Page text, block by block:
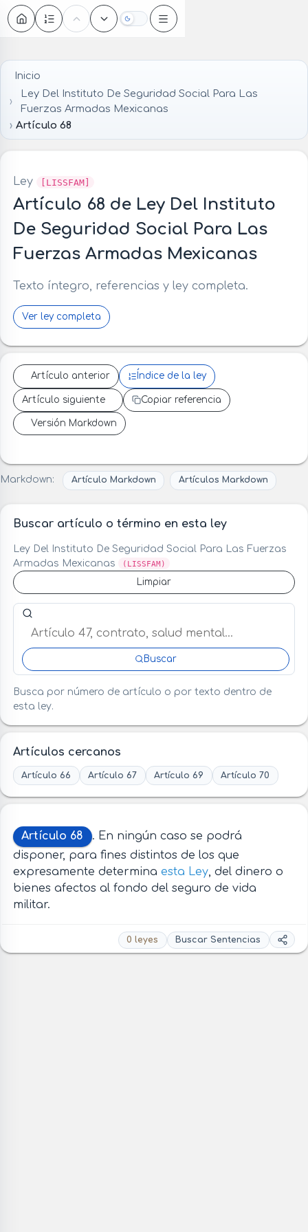
Oscuro
Inicio
Ley Del Instituto De Seguridad Social Para Las
Fuerzas Armadas Mexicanas
Artículo 68
Ley [LISSFAM]
Artículo 68 de Ley Del Instituto
De Seguridad Social Para Las
Fuerzas Armadas Mexicanas
Texto íntegro, referencias y ley completa.
Ver ley completa
Artículo anterior Índice de la ley
Artículo siguiente Copiar referencia
Versión Markdown
Markdown: Artículo Markdown Artículos Markdown
Buscar artículo o término en esta ley
Ley Del Instituto De Seguridad Social Para Las Fuerzas
Armadas Mexicanas
(LISSFAM)
Limpiar
Buscar artículo o término en esta ley
Buscar
Busca por número de artículo o por texto dentro de
esta ley.
Artículos cercanos
Artículo 66 Artículo 67 Artículo 69 Artículo 70
Artículo 68
. En ningún caso se podrá
disponer, para fines distintos de los que
expresamente determina esta Ley, del dinero o
bienes afectos al fondo del seguro de vida
militar.
0 leyes Buscar Sentencias